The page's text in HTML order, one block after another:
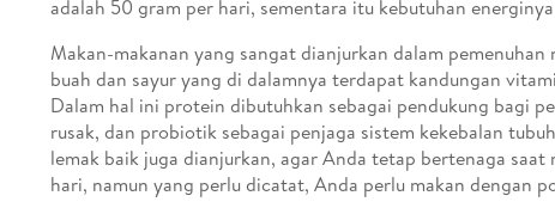
adalah 50 gram per hari, sementara itu kebutuhan
Makan-makanan yang sangat dianjurkan dalam
buah dan sayur yang di dalamnya terdapat kandungan
Dalam hal ini protein dibutuhkan sebagai pendukung bagi
rusak, dan probiotik sebagai penjaga sistem kekebalan
lemak baik juga dianjurkan, agar Anda tetap bertenaga saat
hari, namun yang perlu dicatat, Anda perlu makan dengan